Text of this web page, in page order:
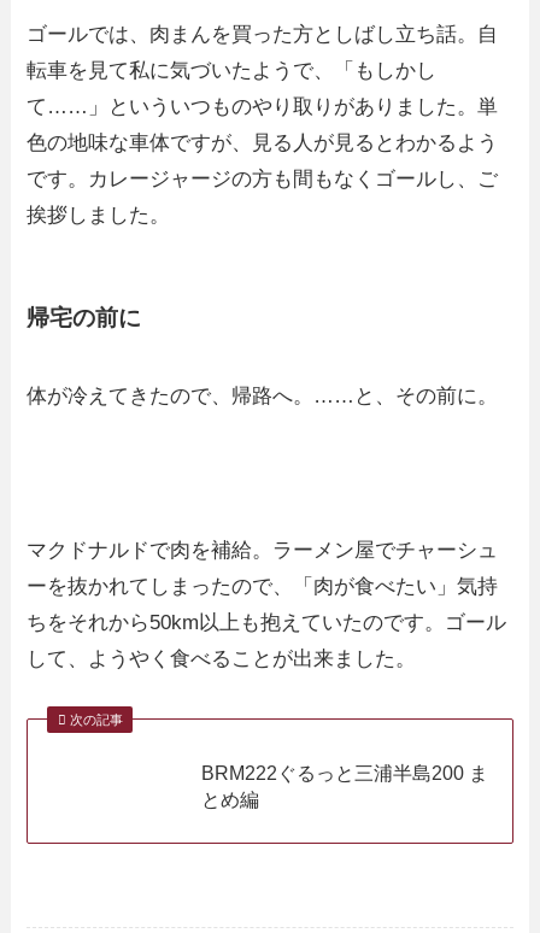
ゴールでは、肉まんを買った方としばし立ち話。自
転車を見て私に気づいたようで、「もしかし
て……」といういつものやり取りがありました。単
色の地味な車体ですが、見る人が見るとわかるよう
です。カレージャージの方も間もなくゴールし、ご
挨拶しました。
帰宅の前に
体が冷えてきたので、帰路へ。……と、その前に。
マクドナルドで肉を補給。ラーメン屋でチャーシュ
ーを抜かれてしまったので、「肉が食べたい」気持
ちをそれから50km以上も抱えていたのです。ゴール
して、ようやく食べることが出来ました。
次の記事
BRM222ぐるっと三浦半島200 ま
とめ編